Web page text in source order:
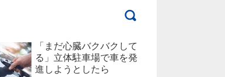
「まだ心臓バクバクして
る」立体駐車場で車を発
進しようとしたら